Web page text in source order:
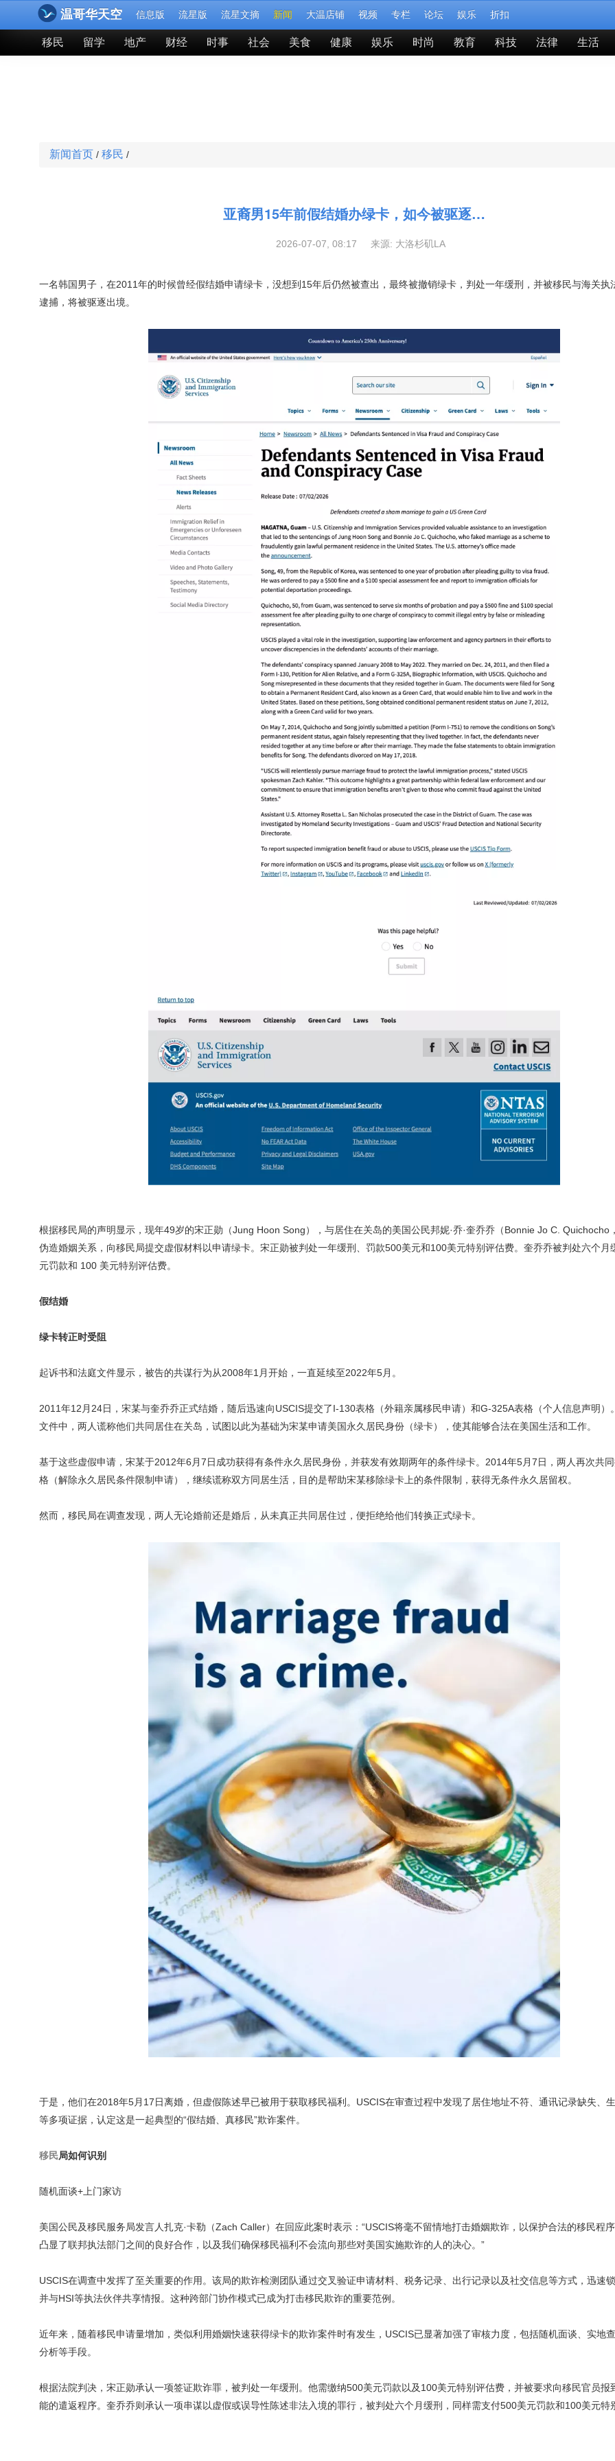
温哥华天空 信息版 流星版 流星文摘 新闻 大温店铺 视频 专栏 论坛 娱乐 折扣
移民 留学 地产 财经 时事 社会 美食 健康 娱乐 时尚 教育 科技 法律 生活
新闻首页 / 移民 /
亚裔男15年前假结婚办绿卡，如今被驱逐…
2026-07-07, 08:17 来源: 大洛杉矶LA
一名韩国男子，在2011年的时候曾经假结婚申请绿卡，没想到15年后仍然被查出，最终被撤销绿卡，判处一年缓刑，并被移民与海关执
逮捕，将被驱逐出境。
根据移民局的声明显示，现年49岁的宋正勋（Jung Hoon Song），与居住在关岛的美国公民邦妮·乔·奎乔乔（Bonnie Jo C. Quichocho
伪造婚姻关系，向移民局提交虚假材料以申请绿卡。宋正勋被判处一年缓刑、罚款500美元和100美元特别评估费。奎乔乔被判处六个月
元罚款和 100 美元特别评估费。
假结婚
绿卡转正时受阻
起诉书和法庭文件显示，被告的共谋行为从2008年1月开始，一直延续至2022年5月。
2011年12月24日，宋某与奎乔乔正式结婚，随后迅速向USCIS提交了I-130表格（外籍亲属移民申请）和G-325A表格（个人信息声明）
文件中，两人谎称他们共同居住在关岛，试图以此为基础为宋某申请美国永久居民身份（绿卡），使其能够合法在美国生活和工作。
基于这些虚假申请，宋某于2012年6月7日成功获得有条件永久居民身份，并获发有效期两年的条件绿卡。2014年5月7日，两人再次共
格（解除永久居民条件限制申请），继续谎称双方同居生活，目的是帮助宋某移除绿卡上的条件限制，获得无条件永久居留权。
然而，移民局在调查发现，两人无论婚前还是婚后，从未真正共同居住过，便拒绝给他们转换正式绿卡。
于是，他们在2018年5月17日离婚，但虚假陈述早已被用于获取移民福利。USCIS在审查过程中发现了居住地址不符、通讯记录缺失、
等多项证据，认定这是一起典型的“假结婚、真移民”欺诈案件。
移民局如何识别
随机面谈+上门家访
美国公民及移民服务局发言人扎克·卡勒（Zach Caller）在回应此案时表示：“USCIS将毫不留情地打击婚姻欺诈，以保护合法的移民程
凸显了联邦执法部门之间的良好合作，以及我们确保移民福利不会流向那些对美国实施欺诈的人的决心。”
USCIS在调查中发挥了至关重要的作用。该局的欺诈检测团队通过交叉验证申请材料、税务记录、出行记录以及社交信息等方式，迅速锁
并与HSI等执法伙伴共享情报。这种跨部门协作模式已成为打击移民欺诈的重要范例。
近年来，随着移民申请量增加，类似利用婚姻快速获得绿卡的欺诈案件时有发生，USCIS已显著加强了审核力度，包括随机面谈、实地
分析等手段。
根据法院判决，宋正勋承认一项签证欺诈罪，被判处一年缓刑。他需缴纳500美元罚款以及100美元特别评估费，并被要求向移民官员报
能的遣返程序。奎乔乔则承认一项串谋以虚假或误导性陈述非法入境的罪行，被判处六个月缓刑，同样需支付500美元罚款和100美元特